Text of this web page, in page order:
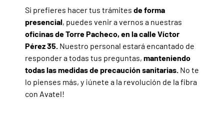
Si prefieres hacer tus trámites de forma
presencial, puedes venir a vernos a nuestras
oficinas de Torre Pacheco, en la calle Víctor
Pérez 35. Nuestro personal estará encantado de
responder a todas tus preguntas, manteniendo
todas las medidas de precaución sanitarias. No te
lo pienses más, y ¡únete a la revolución de la fibra
con Avatel!